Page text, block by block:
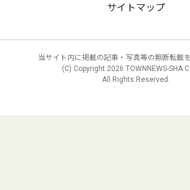
サイトマップ
当サイト内に掲載の記事・写真等の無断転載を
(C) Copyright 2026 TOWNNEWS-SHA
All Rights Reserved.